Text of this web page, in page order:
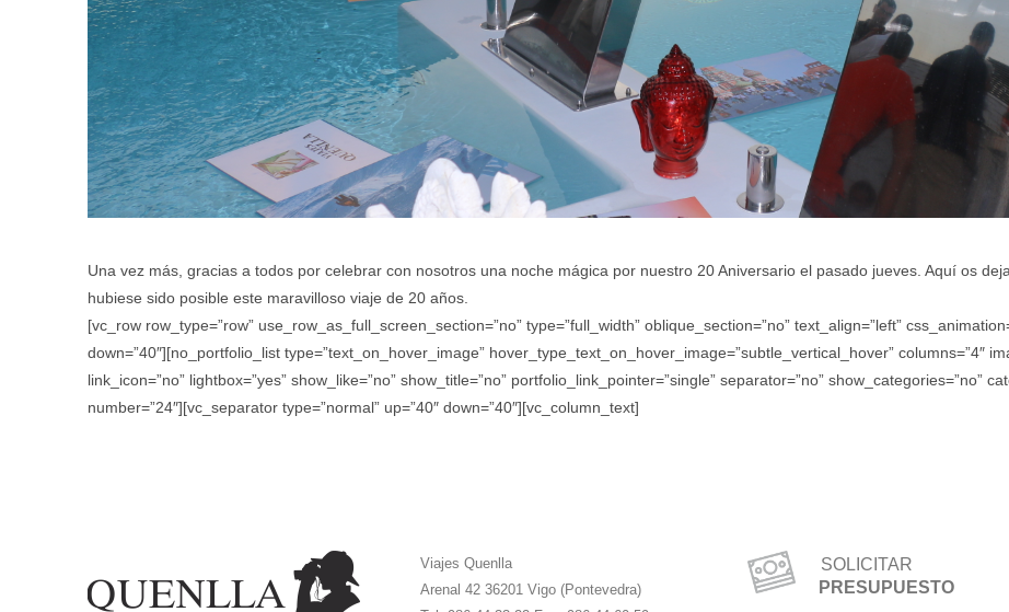
Una vez más, gracias a todos por celebrar con nosotros una noche mágica por nuestro 20 Aniversario el pasado jueves. Aquí os
hubiese sido posible este maravilloso viaje de 20 años.
[vc_row row_type=”row” use_row_as_full_screen_section=”no” type=”full_width” oblique_section=”no” text_align=”left”
down=”40″][no_portfolio_list type=”text_on_hover_image” hover_type_text_on_hover_image=”subtle_vertical_hover” columns=”4″
link_icon=”no” lightbox=”yes” show_like=”no” show_title=”no” portfolio_link_pointer=”single” separator=”no” show_categories=”no”
number=”24″][vc_separator type=”normal” up=”40″ down=”40″][vc_column_text]
Viajes Quenlla
Arenal 42 36201 Vigo (Pontevedra)
SOLICITAR
PRESUPUESTO